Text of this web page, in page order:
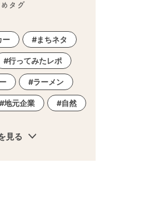
タグ
ー まちネタ
行ってみたレポ
ラーメン
地元企業 自然
見る